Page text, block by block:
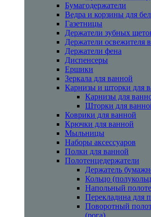
Бумагодержатели
Ведра и корзины для
Газетницы
Держатели зубных
Держатели освежителя
Держатели фена
Диспенсеры
Ершики
Зеркала для ванной
Карнизы и шторки для
Карнизы для
Шторки для
Коврики для ванной
Крючки для ванной
Мыльницы
Наборы аксессуаров
Полки для ванной
Полотенцедержатели
Держатель
Кольцо
Напольный
Перекладина для
Поворотный
(рога)